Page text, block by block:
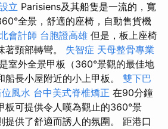
立 Parisiens及其船隻是一流的，寬
全景，舒適的座椅，自動售貨機
會計師 台胞證高雄 但是，板上座椅
著頸部轉彎。 失智症 天母整骨專業
室外全景甲板（360°景觀的最佳地
長小屋附近的小上甲板。 雙下巴
風水 台中美式脊椎矯正 在90分鐘
板可提供令人嘆為觀止的360°景
提供了舒適而誘人的氛圍。 距港口